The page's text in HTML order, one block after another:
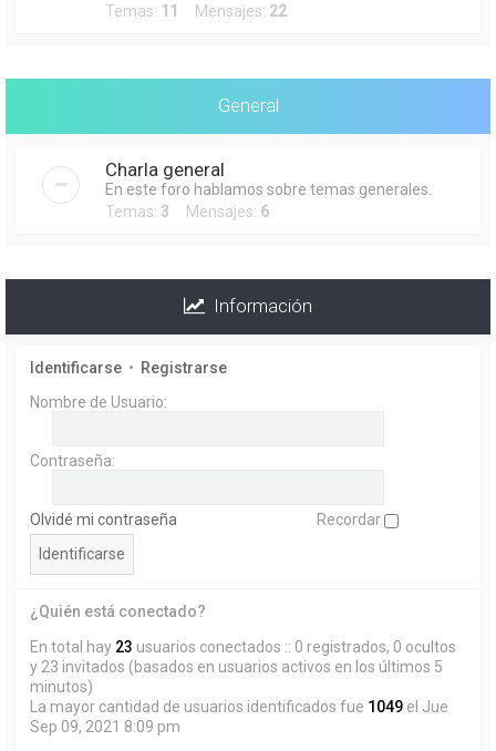
Temas: 11 Mensajes: 22
General
Charla general
En este foro hablamos sobre temas generales.
Temas: 3 Mensajes: 6
Información
Identificarse • Registrarse
Nombre de Usuario:
Contraseña:
Olvidé mi contraseña Recordar
¿Quién está conectado?
En total hay 23 usuarios conectados :: 0 registrados, 0 ocultos
y 23 invitados (basados en usuarios activos en los últimos 5
minutos)
La mayor cantidad de usuarios identificados fue 1049 el Jue
Sep 09, 2021 8:09 pm